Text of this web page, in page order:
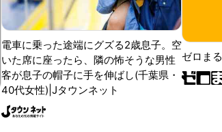
電車に乗った途端にグズる2歳息子。空
いた席に座ったら、隣の怖そうな男性
客が息子の帽子に手を伸ばし(千葉県・
40代女性)|Jタウンネット
ゼロまる